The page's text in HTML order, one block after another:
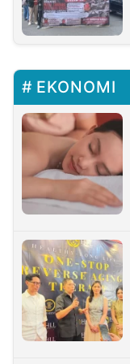
EKONOMI